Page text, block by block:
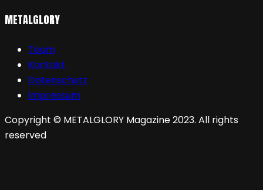
METALGLORY
Team
Kontakt
Datenschutz
Impressum
Copyright © METALGLORY Magazine 2023. All rights
reserved